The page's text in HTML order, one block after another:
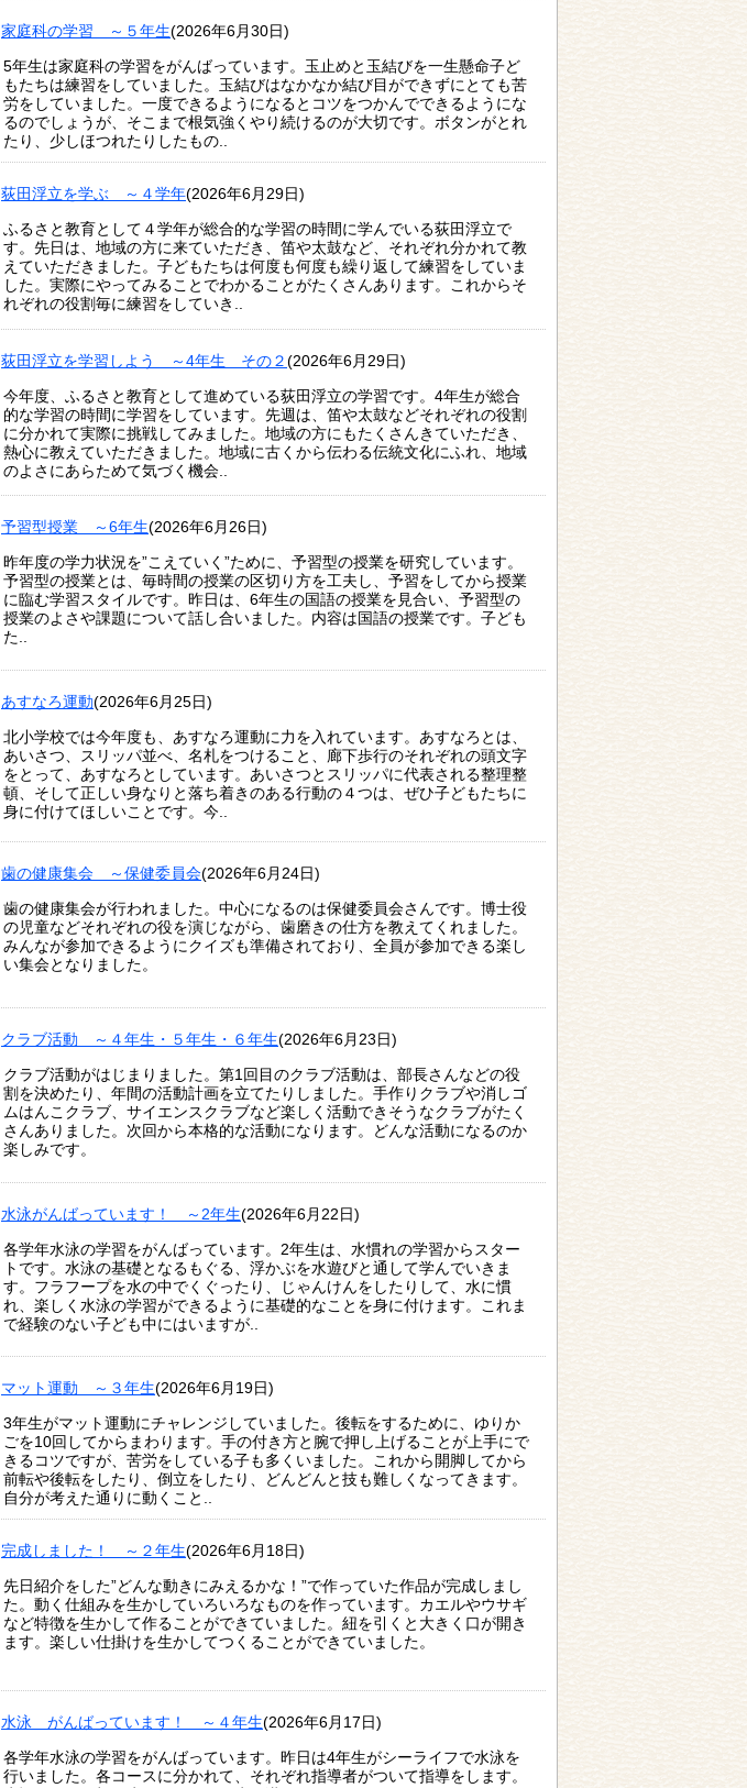
家庭科の学習 ～５年生(2026年6月30日)
5年生は家庭科の学習をがんばっています。玉止めと玉結びを一生懸命子ど
もたちは練習をしていました。玉結びはなかなか結び目ができずにとても苦
労をしていました。一度できるようになるとコツをつかんでできるようにな
るのでしょうが、そこまで根気強くやり続けるのが大切です。ボタンがとれ
たり、少しほつれたりしたもの..
荻田浮立を学ぶ ～４学年(2026年6月29日)
ふるさと教育として４学年が総合的な学習の時間に学んでいる荻田浮立で
す。先日は、地域の方に来ていただき、笛や太鼓など、それぞれ分かれて教
えていただきました。子どもたちは何度も何度も繰り返して練習をしていま
した。実際にやってみることでわかることがたくさんあります。これからそ
れぞれの役割毎に練習をしていき..
荻田浮立を学習しよう ～4年生 その２(2026年6月29日)
今年度、ふるさと教育として進めている荻田浮立の学習です。4年生が総合
的な学習の時間に学習をしています。先週は、笛や太鼓などそれぞれの役割
に分かれて実際に挑戦してみました。地域の方にもたくさんきていただき、
熱心に教えていただきました。地域に古くから伝わる伝統文化にふれ、地域
のよさにあらためて気づく機会..
予習型授業 ～6年生(2026年6月26日)
昨年度の学力状況を”こえていく”ために、予習型の授業を研究しています。
予習型の授業とは、毎時間の授業の区切り方を工夫し、予習をしてから授業
に臨む学習スタイルです。昨日は、6年生の国語の授業を見合い、予習型の
授業のよさや課題について話し合いました。内容は国語の授業です。子ども
た..
あすなろ運動(2026年6月25日)
北小学校では今年度も、あすなろ運動に力を入れています。あすなろとは、
あいさつ、スリッパ並べ、名札をつけること、廊下歩行のそれぞれの頭文字
をとって、あすなろとしています。あいさつとスリッパに代表される整理整
頓、そして正しい身なりと落ち着きのある行動の４つは、ぜひ子どもたちに
身に付けてほしいことです。今..
歯の健康集会 ～保健委員会(2026年6月24日)
歯の健康集会が行われました。中心になるのは保健委員会さんです。博士役
の児童などそれぞれの役を演じながら、歯磨きの仕方を教えてくれました。
みんなが参加できるようにクイズも準備されており、全員が参加できる楽し
い集会となりました。
クラブ活動 ～４年生・５年生・６年生(2026年6月23日)
クラブ活動がはじまりました。第1回目のクラブ活動は、部長さんなどの役
割を決めたり、年間の活動計画を立てたりしました。手作りクラブや消しゴ
ムはんこクラブ、サイエンスクラブなど楽しく活動できそうなクラブがたく
さんありました。次回から本格的な活動になります。どんな活動になるのか
楽しみです。
水泳がんばっています！ ～2年生(2026年6月22日)
各学年水泳の学習をがんばっています。2年生は、水慣れの学習からスター
トです。水泳の基礎となるもぐる、浮かぶを水遊びと通して学んでいきま
す。フラフープを水の中でくぐったり、じゃんけんをしたりして、水に慣
れ、楽しく水泳の学習ができるように基礎的なことを身に付けます。これま
で経験のない子ども中にはいますが..
マット運動 ～３年生(2026年6月19日)
3年生がマット運動にチャレンジしていました。後転をするために、ゆりか
ごを10回してからまわります。手の付き方と腕で押し上げることが上手にで
きるコツですが、苦労をしている子も多くいました。これから開脚してから
前転や後転をしたり、倒立をしたり、どんどんと技も難しくなってきます。
自分が考えた通りに動くこと..
完成しました！ ～２年生(2026年6月18日)
先日紹介をした”どんな動きにみえるかな！”で作っていた作品が完成しまし
た。動く仕組みを生かしていろいろなものを作っています。カエルやウサギ
など特徴を生かして作ることができていました。紐を引くと大きく口が開き
ます。楽しい仕掛けを生かしてつくることができていました。
水泳 がんばっています！ ～４年生(2026年6月17日)
各学年水泳の学習をがんばっています。昨日は4年生がシーライフで水泳を
行いました。各コースに分かれて、それぞれ指導者がついて指導をします。